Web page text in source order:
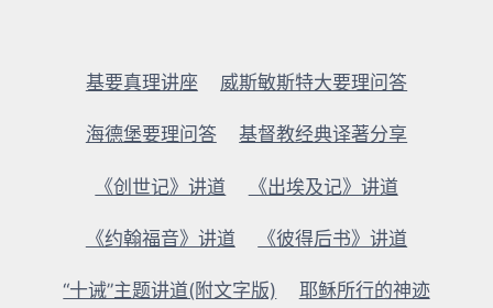
基要真理讲座 威斯敏斯特大要理问答
海德堡要理问答 基督教经典译著分享
《创世记》讲道 《出埃及记》讲道
《约翰福音》讲道 《彼得后书》讲道
“十诫”主题讲道(附文字版) 耶稣所行的神迹